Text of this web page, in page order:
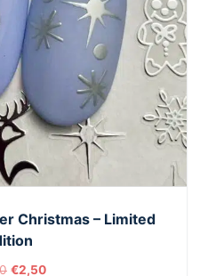
Christmas – Limited
€2,50